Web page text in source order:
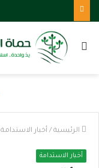
بحث
الرئيسية / أخبار الاستدامة
أخبار الاستدامة